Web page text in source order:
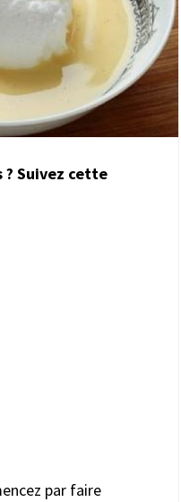
? Suivez cette
par faire